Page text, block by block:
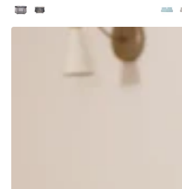
GrauStein
Beige